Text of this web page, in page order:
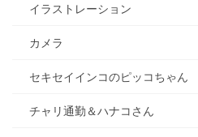
イラストレーション
カメラ
セキセイインコのピッコちゃん
チャリ通勤＆ハナコさん